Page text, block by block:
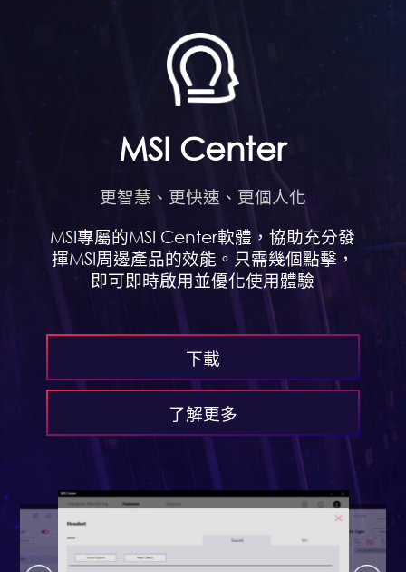
MSI Center
更智慧、更快速、更個人化
MSI專屬的MSI Center軟體，協助充分發
揮MSI周邊產品的效能。只需幾個點擊，
即可即時啟用並優化使用體驗
下載
了解更多